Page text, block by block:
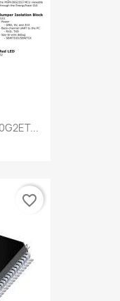
favorite_border